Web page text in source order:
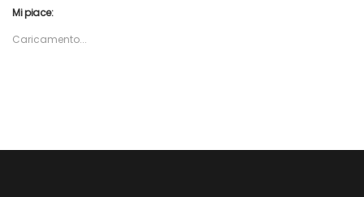
Mi piace:
Caricamento...